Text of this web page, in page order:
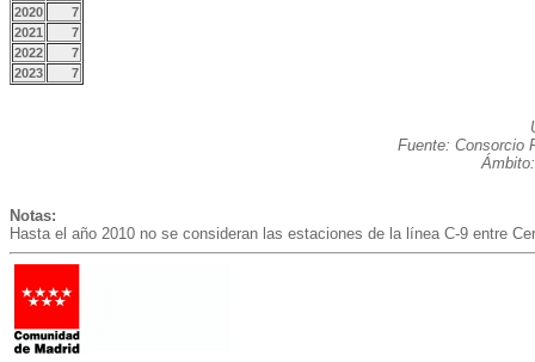
2020
7
2021
7
2022
7
2023
7
Fuente: Consorcio
Notas:
Hasta el año 2010 no se consideran las estaciones de la línea C-9 entre